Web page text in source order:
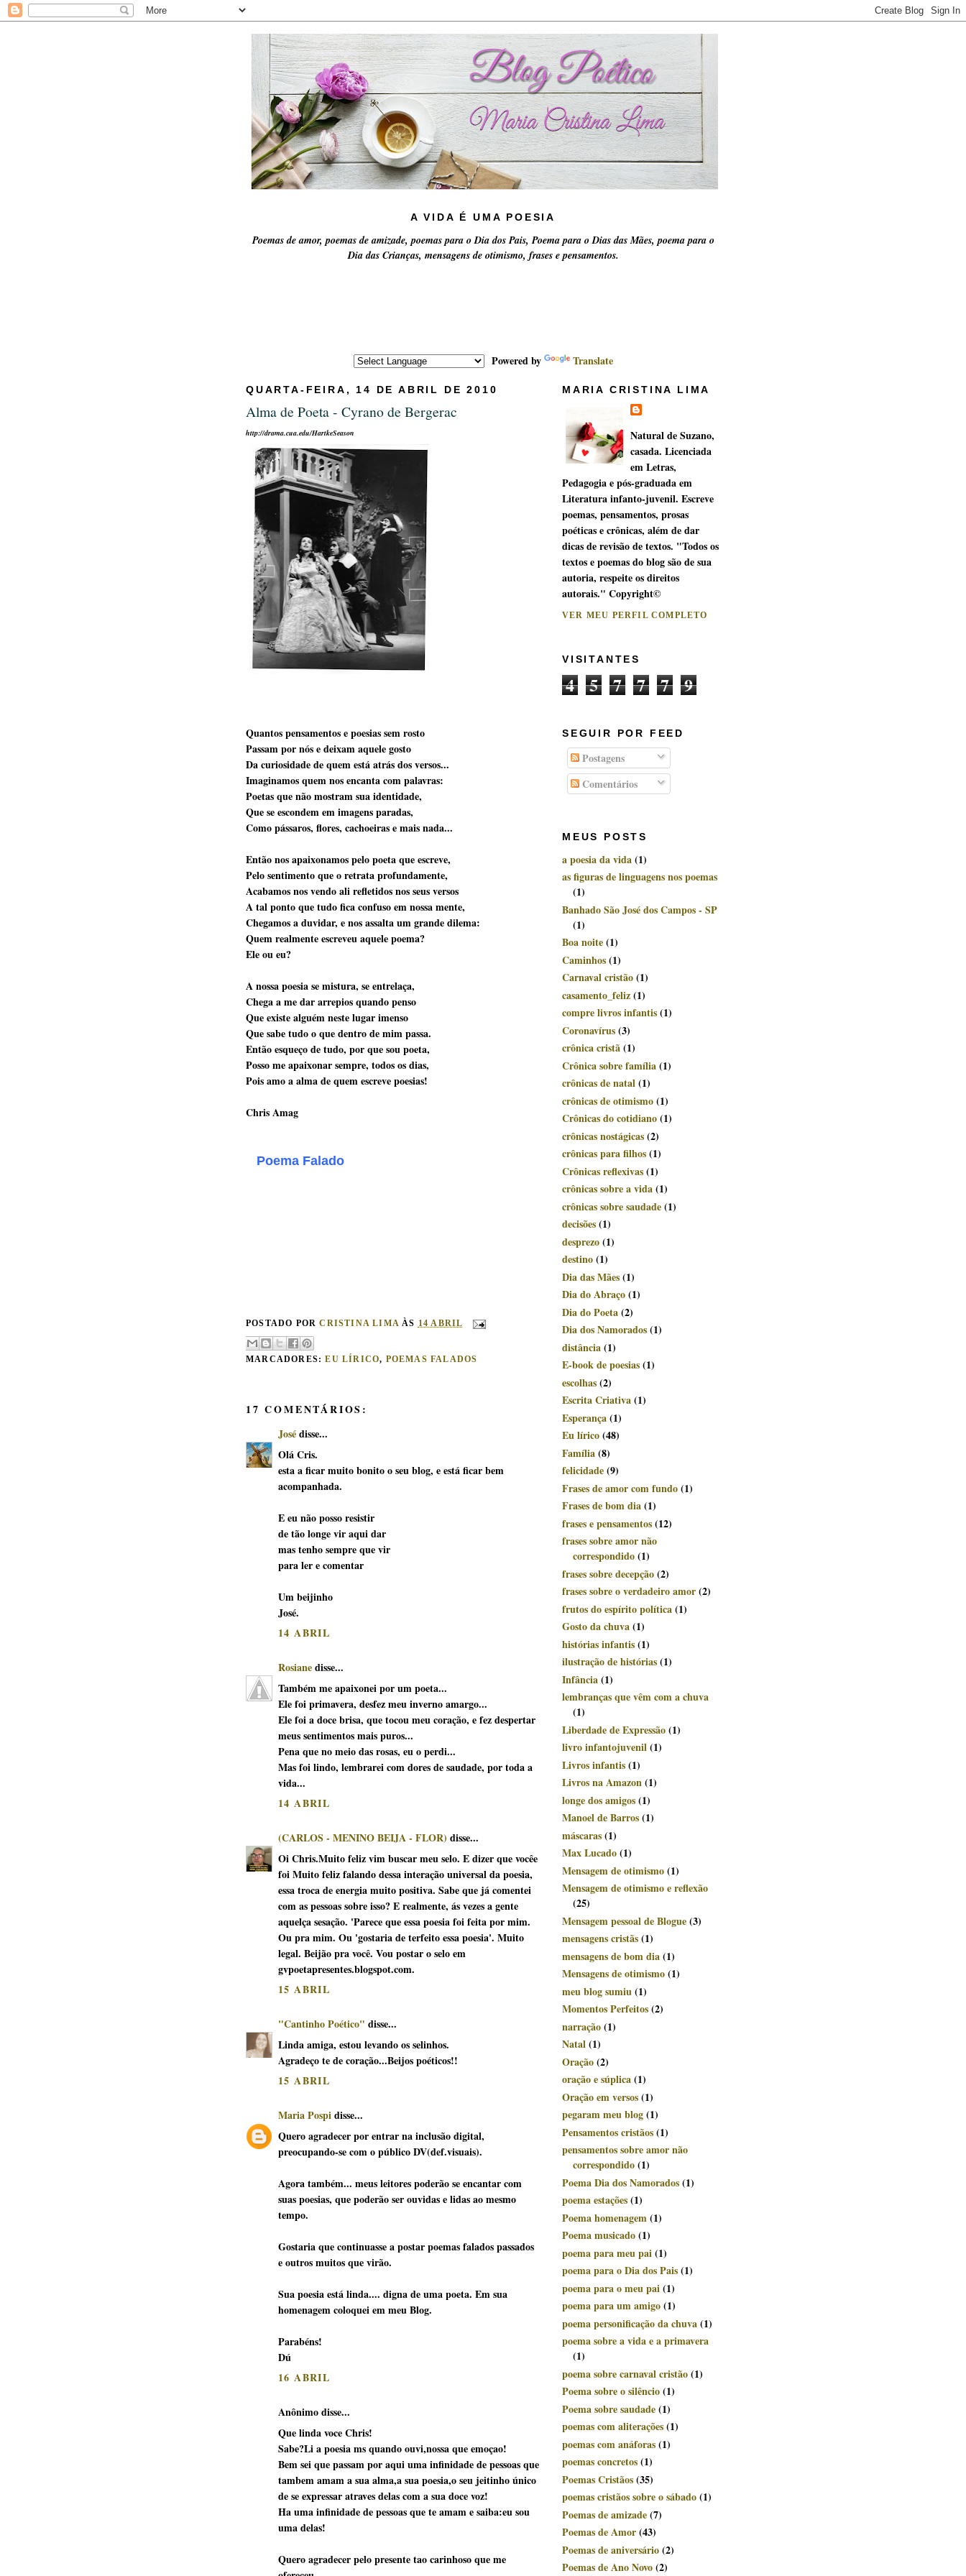
A VIDA É UMA POESIA
Poemas de amor, poemas de amizade, poemas para o Dia dos Pais, Poema para o Dias das Mães, poema para o
Dia das Crianças, mensagens de otimismo, frases e pensamentos.
Powered by Translate
QUARTA-FEIRA, 14 DE ABRIL DE 2010
Alma de Poeta - Cyrano de Bergerac
http://drama.cua.edu/HartkeSeason
Quantos pensamentos e poesias sem rosto
Passam por nós e deixam aquele gosto
Da curiosidade de quem está atrás dos versos...
Imaginamos quem nos encanta com palavras:
Poetas que não mostram sua identidade,
Que se escondem em imagens paradas,
Como pássaros, flores, cachoeiras e mais nada...
Então nos apaixonamos pelo poeta que escreve,
Pelo sentimento que o retrata profundamente,
Acabamos nos vendo ali refletidos nos seus versos
A tal ponto que tudo fica confuso em nossa mente,
Chegamos a duvidar, e nos assalta um grande dilema:
Quem realmente escreveu aquele poema?
Ele ou eu?
A nossa poesia se mistura, se entrelaça,
Chega a me dar arrepios quando penso
Que existe alguém neste lugar imenso
Que sabe tudo o que dentro de mim passa.
Então esqueço de tudo, por que sou poeta,
Posso me apaixonar sempre, todos os dias,
Pois amo a alma de quem escreve poesias!
Chris Amag
Poema Falado
POSTADO PORCRISTINA LIMA ÀS 14 ABRIL
MARCADORES:EU LÍRICO, POEMAS FALADOS
17 COMENTÁRIOS:
Josédisse...
Olá Cris.
esta a ficar muito bonito o seu blog, e está ficar bem
acompanhada.
E eu não posso resistir
de tão longe vir aqui dar
mas tenho sempre que vir
para ler e comentar
Um beijinho
José.
14 ABRIL
Rosianedisse...
Também me apaixonei por um poeta...
Ele foi primavera, desfez meu inverno amargo...
Ele foi a doce brisa, que tocou meu coração, e fez despertar
meus sentimentos mais puros...
Pena que no meio das rosas, eu o perdi...
Mas foi lindo, lembrarei com dores de saudade, por toda a
vida...
14 ABRIL
(CARLOS - MENINO BEIJA - FLOR) disse...
Oi Chris.Muito feliz vim buscar meu selo. E dizer que vocêe
foi Muito feliz falando dessa interação universal da poesia,
essa troca de energia muito positiva. Sabe que já comentei
com as pessoas sobre isso? E realmente, ás vezes a gente
aquelça sesação. 'Parece que essa poesia foi feita por mim.
Ou pra mim. Ou 'gostaria de terfeito essa poesia'. Muito
legal. Beijão pra você. Vou postar o selo em
gvpoetapresentes.blogspot.com.
15 ABRIL
"Cantinho Poético" disse...
Linda amiga, estou levando os selinhos.
Agradeço te de coração...Beijos poéticos!!
15 ABRIL
Maria Pospidisse...
Quero agradecer por entrar na inclusão digital,
preocupando-se com o público DV(def.visuais).
Agora também... meus leitores poderão se encantar com
suas poesias, que poderão ser ouvidas e lidas ao mesmo
tempo.
Gostaria que continuasse a postar poemas falados passados
e outros muitos que virão.
Sua poesia está linda.... digna de uma poeta. Em sua
homenagem coloquei em meu Blog.
Parabéns!
Dú
16 ABRIL
Anônimo disse...
Que linda voce Chris!
Sabe?Li a poesia ms quando ouvi,nossa que emoçao!
Bem sei que passam por aqui uma infinidade de pessoas que
tambem amam a sua alma,a sua poesia,o seu jeitinho único
de se expressar atraves delas com a sua doce voz!
Ha uma infinidade de pessoas que te amam e saiba:eu sou
uma delas!
Quero agradecer pelo presente tao carinhoso que me
MARIA CRISTINA LIMA
Natural de Suzano,
casada. Licenciada
em Letras,
Pedagogia e pós-graduada em
Literatura infanto-juvenil. Escreve
poemas, pensamentos, prosas
poéticas e crônicas, além de dar
dicas de revisão de textos. "Todos os
textos e poemas do blog são de sua
autoria, respeite os direitos
autorais." Copyright©
VER MEU PERFIL COMPLETO
VISITANTES
4 5 7 7 7 9
SEGUIR POR FEED
Postagens
Comentários
MEUS POSTS
a poesia da vida(1)
as figuras de linguagens nos poemas
(1)
Banhado São José dos Campos - SP
(1)
Boa noite(1)
Caminhos(1)
Carnaval cristão(1)
casamento_feliz(1)
compre livros infantis(1)
Coronavírus(3)
crônica cristã(1)
Crônica sobre família(1)
crônicas de natal(1)
crônicas de otimismo(1)
Crônicas do cotidiano(1)
crônicas nostágicas(2)
crônicas para filhos(1)
Crônicas reflexivas(1)
crônicas sobre a vida(1)
crônicas sobre saudade(1)
decisões(1)
desprezo(1)
destino(1)
Dia das Mães(1)
Dia do Abraço(1)
Dia do Poeta(2)
Dia dos Namorados(1)
distância(1)
E-book de poesias(1)
escolhas(2)
Escrita Criativa(1)
Esperança(1)
Eu lírico(48)
Família(8)
felicidade(9)
Frases de amor com fundo(1)
Frases de bom dia(1)
frases e pensamentos(12)
frases sobre amor não
correspondido(1)
frases sobre decepção(2)
frases sobre o verdadeiro amor(2)
frutos do espírito política(1)
Gosto da chuva(1)
histórias infantis(1)
ilustração de histórias(1)
Infância(1)
lembranças que vêm com a chuva
(1)
Liberdade de Expressão(1)
livro infantojuvenil(1)
Livros infantis(1)
Livros na Amazon(1)
longe dos amigos(1)
Manoel de Barros(1)
máscaras(1)
Max Lucado(1)
Mensagem de otimismo(1)
Mensagem de otimismo e reflexão
(25)
Mensagem pessoal de Blogue(3)
mensagens cristãs(1)
mensagens de bom dia(1)
Mensagens de otimismo(1)
meu blog sumiu(1)
Momentos Perfeitos(2)
narração(1)
Natal(1)
Oração(2)
oração e súplica(1)
Oração em versos(1)
pegaram meu blog(1)
Pensamentos cristãos(1)
pensamentos sobre amor não
correspondido(1)
Poema Dia dos Namorados(1)
poema estações(1)
Poema homenagem(1)
Poema musicado(1)
poema para meu pai(1)
poema para o Dia dos Pais(1)
poema para o meu pai(1)
poema para um amigo(1)
poema personificação da chuva(1)
poema sobre a vida e a primavera
(1)
poema sobre carnaval cristão(1)
Poema sobre o silêncio(1)
Poema sobre saudade(1)
poemas com aliterações(1)
poemas com anáforas(1)
poemas concretos(1)
Poemas Cristãos(35)
poemas cristãos sobre o sábado(1)
Poemas de amizade(7)
Poemas de Amor(43)
Poemas de aniversário(2)
Poemas de Ano Novo(2)